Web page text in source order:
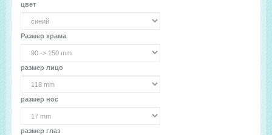
цвет
Размер храма
размер лицо
размер нос
размер глаз